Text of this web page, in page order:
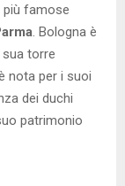
più famose
. Bologna è
torre
nota per i suoi
dei duchi
patrimonio